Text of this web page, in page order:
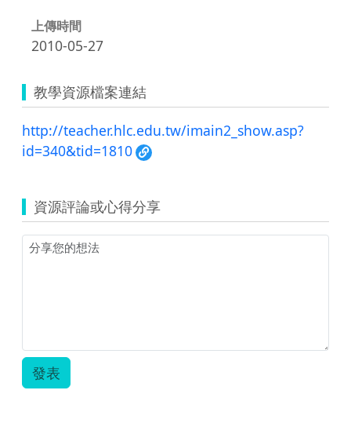
上傳時間
2010-05-27
教學資源檔案連結
http://teacher.hlc.edu.tw/imain2_show.asp?
id=340&tid=1810
資源評論或心得分享
發表